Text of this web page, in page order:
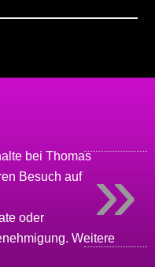
beiThomas
Besuch auf
oder
Weitere
»